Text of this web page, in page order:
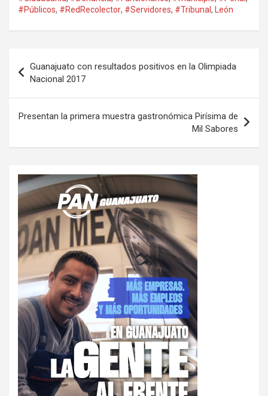
#Públicos, #RedRecolector, #Servidores, #Tribunal, León
de
entradas
Guanajuato con resultados positivos en la Olimpiada
Nacional 2017
Presentan la primera muestra gastronómica Pirísima de
Mil Sabores